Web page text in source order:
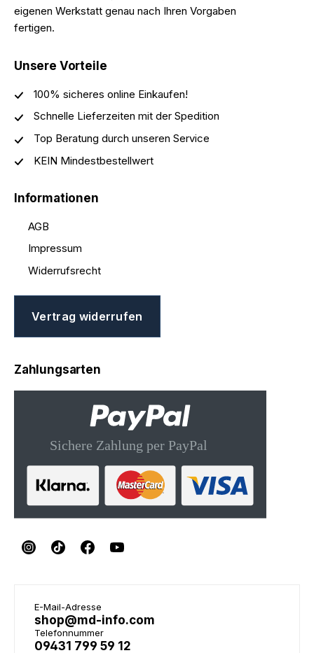
eigenen Werkstatt genau nach Ihren Vorgaben
fertigen.
Unsere Vorteile
100% sicheres online Einkaufen!
Schnelle Lieferzeiten mit der Spedition
Top Beratung durch unseren Service
KEIN Mindestbestellwert
Informationen
AGB
Impressum
Widerrufsrecht
Vertrag widerrufen
Zahlungsarten
E-Mail-Adresse
shop@md-info.com
Telefonnummer
09431 799 59 12